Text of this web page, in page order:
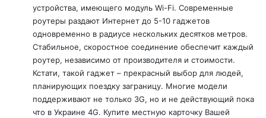
устройства, имеющего модуль Wi-Fi. Современные
роутеры раздают Интернет до 5-10 гаджетов
одновременно в радиусе нескольких десятков метров.
Стабильное, скоростное соединение обеспечит каждый
роутер, независимо от производителя и стоимости.
Кстати, такой гаджет – прекрасный выбор для людей,
планирующих поездку заграницу. Многие модели
поддерживают не только 3G, но и не действующий пока
что в Украине 4G. Купите местную карточку Вашей